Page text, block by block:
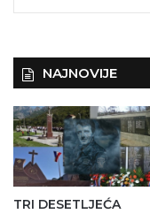
NAJNOVIJE
TRI DESETLJEĆA